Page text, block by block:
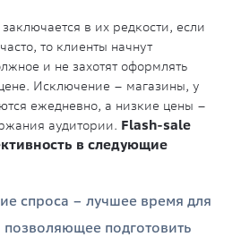
в их редкости, если
то клиенты начнут
и не захотят оформлять
Исключение – магазины, у
ежедневно, а низкие цены –
аудитории. Flash-sale
в следующие
спроса – лучшее время для
позволяющее подготовить